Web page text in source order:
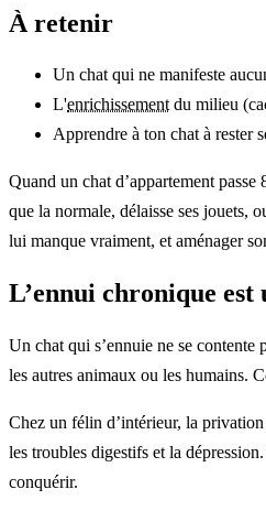
À retenir
Un chat qui ne manifeste
L'enrichissementdu milieu
Apprendre à ton chat à rester
Quand un chat d’appartement
que la normale, délaisse ses jouets,
lui manque vraiment, et aménager
L’ennui chronique est
Un chat qui s’ennuie ne se contente
les autres animaux ou les humains.
Chez un félin d’intérieur, la
les troubles digestifs et la
conquérir.